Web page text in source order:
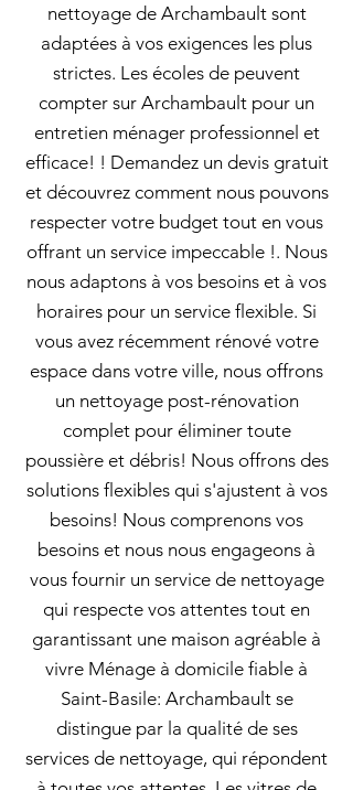
nettoyage de Archambault sont
adaptées à vos exigences les plus
strictes. Les écoles de peuvent
compter sur Archambault pour un
entretien ménager professionnel et
efficace! ! Demandez un devis gratuit
et découvrez comment nous pouvons
respecter votre budget tout en vous
offrant un service impeccable !. Nous
nous adaptons à vos besoins et à vos
horaires pour un service flexible. Si
vous avez récemment rénové votre
espace dans votre ville, nous offrons
un nettoyage post-rénovation
complet pour éliminer toute
poussière et débris! Nous offrons des
solutions flexibles qui s'ajustent à vos
besoins! Nous comprenons vos
besoins et nous nous engageons à
vous fournir un service de nettoyage
qui respecte vos attentes tout en
garantissant une maison agréable à
vivre Ménage à domicile fiable à
Saint-Basile: Archambault se
distingue par la qualité de ses
services de nettoyage, qui répondent